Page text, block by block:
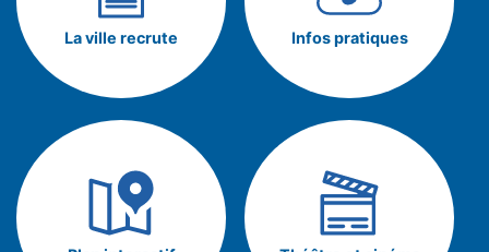
La ville recrute Infos pratiques